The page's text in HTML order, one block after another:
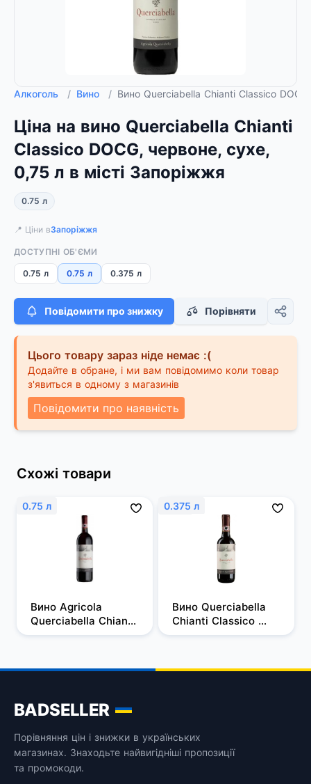
Алкоголь / Вино / Вино Querciabella Chianti Classico
Ціна на вино Querciabella Chianti
Classico DOCG, червоне, сухе,
0,75 л в місті Запоріжжя
0.75 л
📍 Ціни вЗапоріжжя
ДОСТУПНІ ОБ'ЄМИ
0.75 л 0.75 л 0.375 л
Повідомити про знижку Порівняти
Цього товару зараз ніде немає :(
Додайте в обране, і ми вам повідомимо коли товар
з'явиться в одному з магазинів
Повідомити про наявність
Схожі товари
0.75 л
Вино Agricola
Querciabella Chianti
Classico, червоне,
0.375 л
Вино Querciabella
Chianti Classico
DOCG, червоне,
BADSELLER
Порівняння цін і знижки в українських
магазинах. Знаходьте найвигідніші пропозиції
та промокоди.